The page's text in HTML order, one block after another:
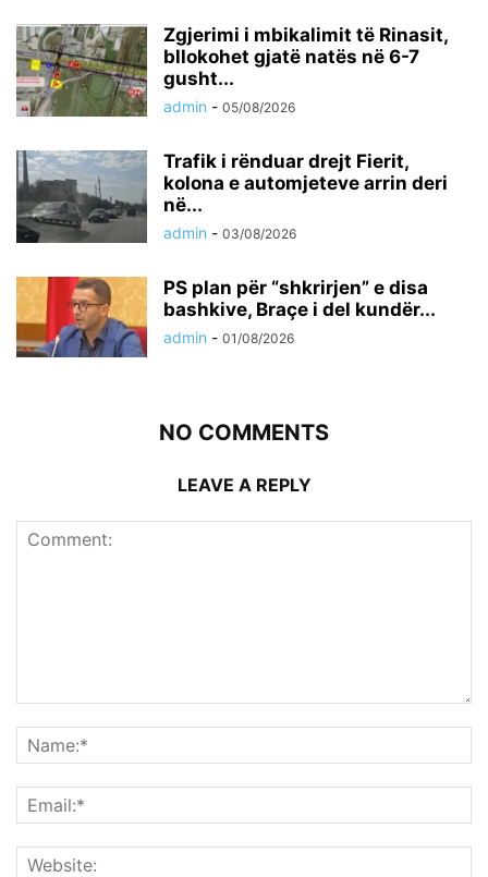
Zgjerimi i mbikalimit të Rinasit,
bllokohet gjatë natës në 6-7
gusht...
admin - 05/08/2026
Trafik i rënduar drejt Fierit,
kolona e automjeteve arrin deri
në...
admin - 03/08/2026
PS plan për “shkrirjen” e disa
bashkive, Braçe i del kundër...
admin - 01/08/2026
NO COMMENTS
LEAVE A REPLY